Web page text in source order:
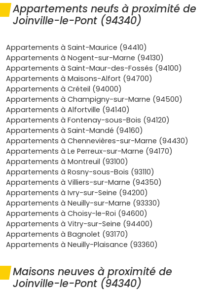
excellente isolation, des équipements performants et des
consommations d’énergie mieux maîtrisées : c’est du
pouvoir d’achat gagné chaque mois. Tu évites aussi les
(parfait achèvement, biennale, décennale) et tu peux
parfois personnaliser les finitions pour emménager dans
un lieu qui te ressemble dès le premier jour. À Joinville, les
programmes neufssont pensés pour la vie moderne :
espaces extérieurs, locaux vélos, parkings, domotique,
bonne acoustique… bref, un confort immédiat et durable.
Pour un premier achat, c’est rassurant de savoir
précisément où tu vas : prix encadrés, échéancier clair,
accompagnement jusqu’à la remise des clés, et un
quartier où tout est faisable à pied, en vélo ou en RER. Que
tu vises un T1 pour démarrer ou un T2/T3 pour anticiper la
suite, unappartement neuf à Joinville-le-Pont
permet d’optimiser ton financement et de te projeter
sans mauvaise surprise. Et si tu veux comparer
simplement les emplacements (proximité des berges, du
RER A, accès à l’A4) et les prestations, lesprogrammes
neufs à Joinville-le-Pontréunis ici sont une solution
idéale pour voir vite ce qui matche avec ton budget et
ton style de vie. Prêt à passer du projet au concret ?
Prends deux minutes pour découvrir les programmes
l’appartement neuf à Joinville-le-Pont qui te permettra
de devenir propriétaire sereinement.
Appartements neufs à proximité de
Joinville-le-Pont (94340)
Appartements à Saint-Maurice (94410)
Appartements à Nogent-sur-Marne (94130)
Appartements à Saint-Maur-des-Fossés (94100)
Appartements à Maisons-Alfort (94700)
Appartements à Créteil (94000)
Appartements à Champigny-sur-Marne (94500)
Appartements à Alfortville (94140)
Appartements à Fontenay-sous-Bois (94120)
Appartements à Saint-Mandé (94160)
Appartements à Chennevières-sur-Marne (94430)
Appartements à Le Perreux-sur-Marne (94170)
Appartements à Montreuil (93100)
Appartements à Rosny-sous-Bois (93110)
Appartements à Villiers-sur-Marne (94350)
Appartements à Ivry-sur-Seine (94200)
Appartements à Neuilly-sur-Marne (93330)
Appartements à Choisy-le-Roi (94600)
Appartements à Vitry-sur-Seine (94400)
Appartements à Bagnolet (93170)
Appartements à Neuilly-Plaisance (93360)
Maisons neuves à proximité de
Joinville-le-Pont (94340)